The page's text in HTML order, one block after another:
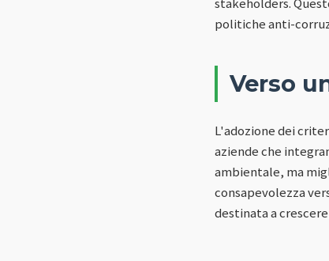
politiche anti-
Verso
L'adozione dei
aziende che
ambientale, ma
consapevolezza
destinata a